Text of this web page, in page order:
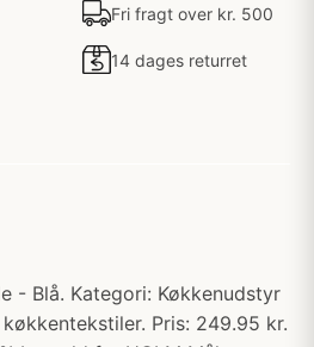
Fri fragt over kr. 500
14 dages returret
- Blå. Kategori: Køkkenudstyr
Pris: 249.95 kr.